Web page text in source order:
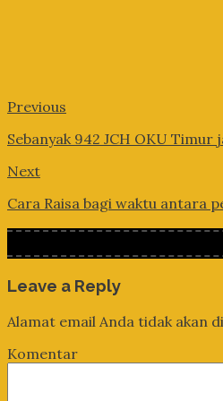
Previous
Sebanyak 942 JCH OKU Timur
Next
Cara Raisa bagi waktu antara
Leave a Reply
Alamat email Anda tidak akan
Komentar